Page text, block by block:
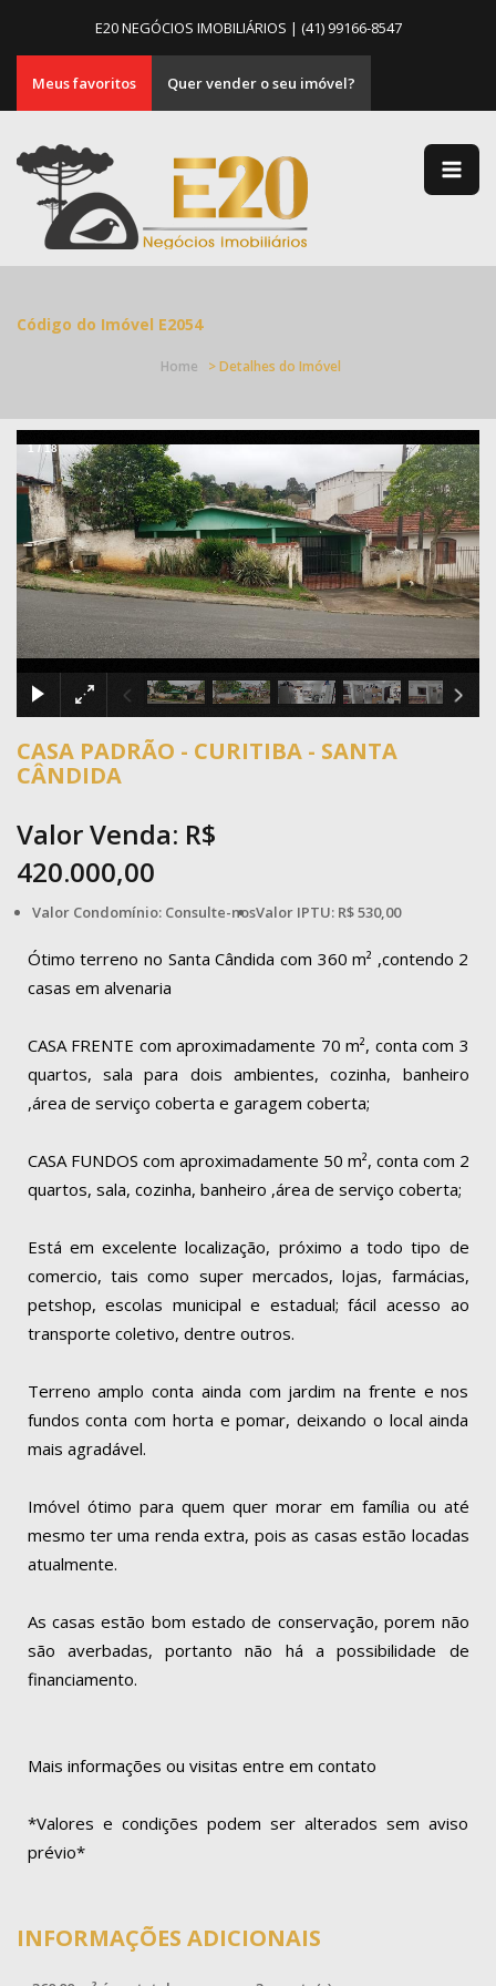
E20 NEGÓCIOS IMOBILIÁRIOS | (41) 99166-8547
Meus favoritos Quer vender o seu imóvel?
Código do Imóvel E2054
Home > Detalhes do Imóvel
×
1/18
CASA PADRÃO - CURITIBA - SANTA
CÂNDIDA
Valor Venda: R$
420.000,00
Valor Condomínio: Consulte-nosValor IPTU: R$ 530,00
Ótimo terreno no Santa Cândida com 360 m² ,contendo 2
casas em alvenaria
CASA FRENTE com aproximadamente 70 m², conta com 3
quartos, sala para dois ambientes, cozinha, banheiro
,área de serviço coberta e garagem coberta;
CASA FUNDOS com aproximadamente 50 m², conta com 2
quartos, sala, cozinha, banheiro ,área de serviço coberta;
Está em excelente localização, próximo a todo tipo de
comercio, tais como super mercados, lojas, farmácias,
petshop, escolas municipal e estadual; fácil acesso ao
transporte coletivo, dentre outros.
Terreno amplo conta ainda com jardim na frente e nos
fundos conta com horta e pomar, deixando o local ainda
mais agradável.
Imóvel ótimo para quem quer morar em família ou até
mesmo ter uma renda extra, pois as casas estão locadas
atualmente.
As casas estão bom estado de conservação, porem não
são averbadas, portanto não há a possibilidade de
financiamento.
Mais informações ou visitas entre em contato
*Valores e condições podem ser alterados sem aviso
prévio*
INFORMAÇÕES ADICIONAIS